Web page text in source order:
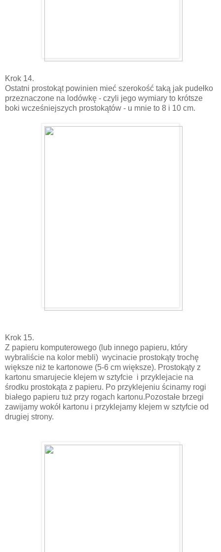
Krok 14.
Ostatni prostokąt powinien mieć szerokość taką jak pudełko
przeznaczone na lodówkę - czyli jego wymiary to krótsze
boki wcześniejszych prostokątów - u mnie to 8 i 10 cm.
Krok 15.
Z papieru komputerowego (lub innego papieru, który
wybraliście na kolor mebli) wycinacie prostokąty trochę
większe niż te kartonowe (5-6 cm większe). Prostokąty z
kartonu smarujecie klejem w sztyfcie i przyklejacie na
środku prostokąta z papieru. Po przyklejeniu ścinamy rogi
białego papieru tuż przy rogach kartonu.Pozostałe brzegi
zawijamy wokół kartonu i przyklejamy klejem w sztyfcie od
drugiej strony.